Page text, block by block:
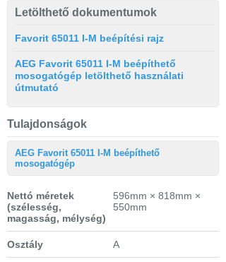
Letölthető dokumentumok
Favorit 65011 I-M beépítési rajz
AEG Favorit 65011 I-M beépíthető
mosogatógép letölthető használati
útmutató
Tulajdonságok
AEG Favorit 65011 I-M beépíthető
mosogatógép
Nettó méretek
(szélesség,
magasság, mélység)
596mm × 818mm ×
550mm
Osztály A